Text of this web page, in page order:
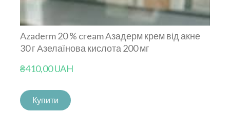
Azaderm 20 % cream Азадерм крем від акне
30 г Азелаїнова кислота 200 мг
₴410,00 UAH
Купити